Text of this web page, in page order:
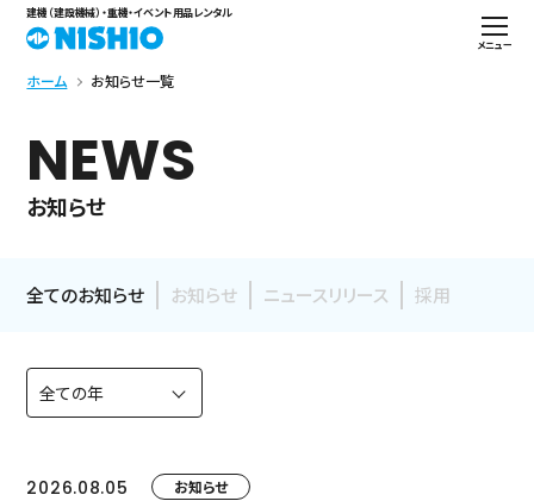
建機（建設機械）・重機・イベント用品レンタル
メニュー
ホーム お知らせ一覧
NEWS
お知らせ
全てのお知らせ お知らせ ニュースリリース 採用
2026.08.05 お知らせ